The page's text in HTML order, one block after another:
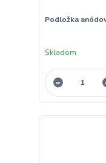
Podložka
Skladom